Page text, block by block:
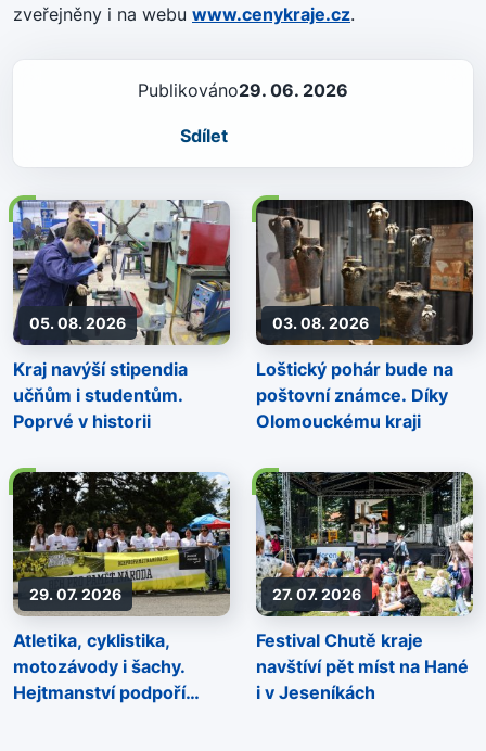
zveřejněny i na webu www.cenykraje.cz.
Publikováno29. 06. 2026
Sdílet
05. 08. 2026
Kraj navýší stipendia
učňům i studentům.
Poprvé v historii
03. 08. 2026
Loštický pohár bude na
poštovní známce. Díky
Olomouckému kraji
29. 07. 2026
Atletika, cyklistika,
motozávody i šachy.
Hejtmanství podpoří
27. 07. 2026
Festival Chutě kraje
navštíví pět míst na Hané
i v Jeseníkách